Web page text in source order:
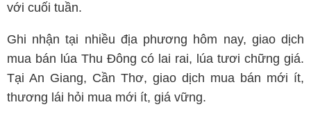
với cuối tuần.
Ghi nhận tại nhiều địa phương hôm nay, giao dịch
mua bán lúa Thu Đông có lai rai, lúa tươi chững giá.
Tại An Giang, Cần Thơ, giao dịch mua bán mới ít,
thương lái hỏi mua mới ít, giá vững.